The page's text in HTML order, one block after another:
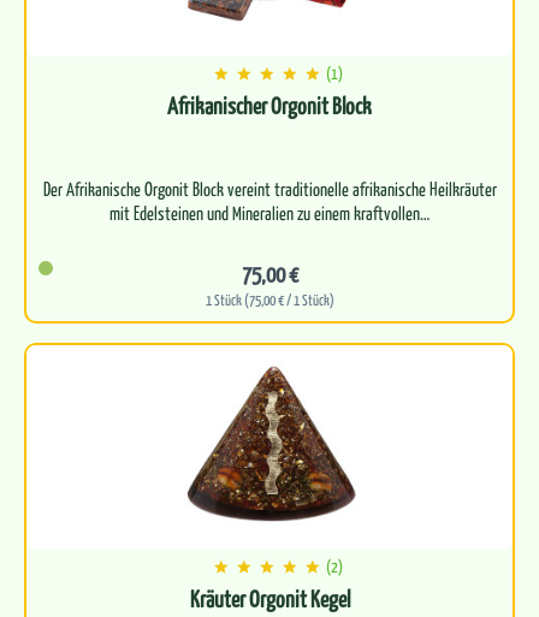
(1)
Afrikanischer Orgonit Block
Der Afrikanische Orgonit Block vereint traditionelle afrikanische Heilkräuter
75,00 €
1 Stück (75,00 € / 1 Stück)
(2)
Kräuter Orgonit Kegel